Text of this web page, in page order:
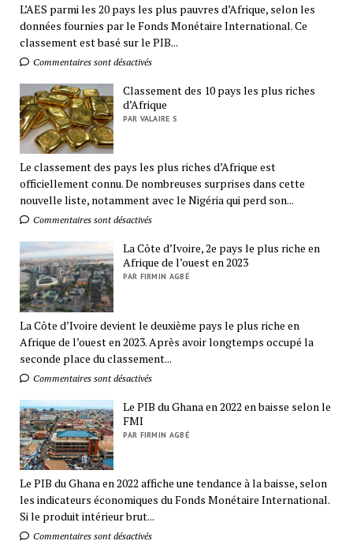
L’AES parmi les 20 pays les plus pauvres d’Afrique, selon les
données fournies par le Fonds Monétaire International. Ce
classement est basé sur le PIB...
Commentaires sont désactivés
Classement des 10 pays les plus riches
d’Afrique
PAR VALAIRE S
Le classement des pays les plus riches d’Afrique est
officiellement connu. De nombreuses surprises dans cette
nouvelle liste, notamment avec le Nigéria qui perd son...
Commentaires sont désactivés
La Côte d’Ivoire, 2e pays le plus riche en
Afrique de l’ouest en 2023
PAR FIRMIN AGBÉ
La Côte d’Ivoire devient le deuxième pays le plus riche en
Afrique de l’ouest en 2023. Après avoir longtemps occupé la
seconde place du classement...
Commentaires sont désactivés
Le PIB du Ghana en 2022 en baisse selon le
FMI
PAR FIRMIN AGBÉ
Le PIB du Ghana en 2022 affiche une tendance à la baisse, selon
les indicateurs économiques du Fonds Monétaire International.
Si le produit intérieur brut...
Commentaires sont désactivés